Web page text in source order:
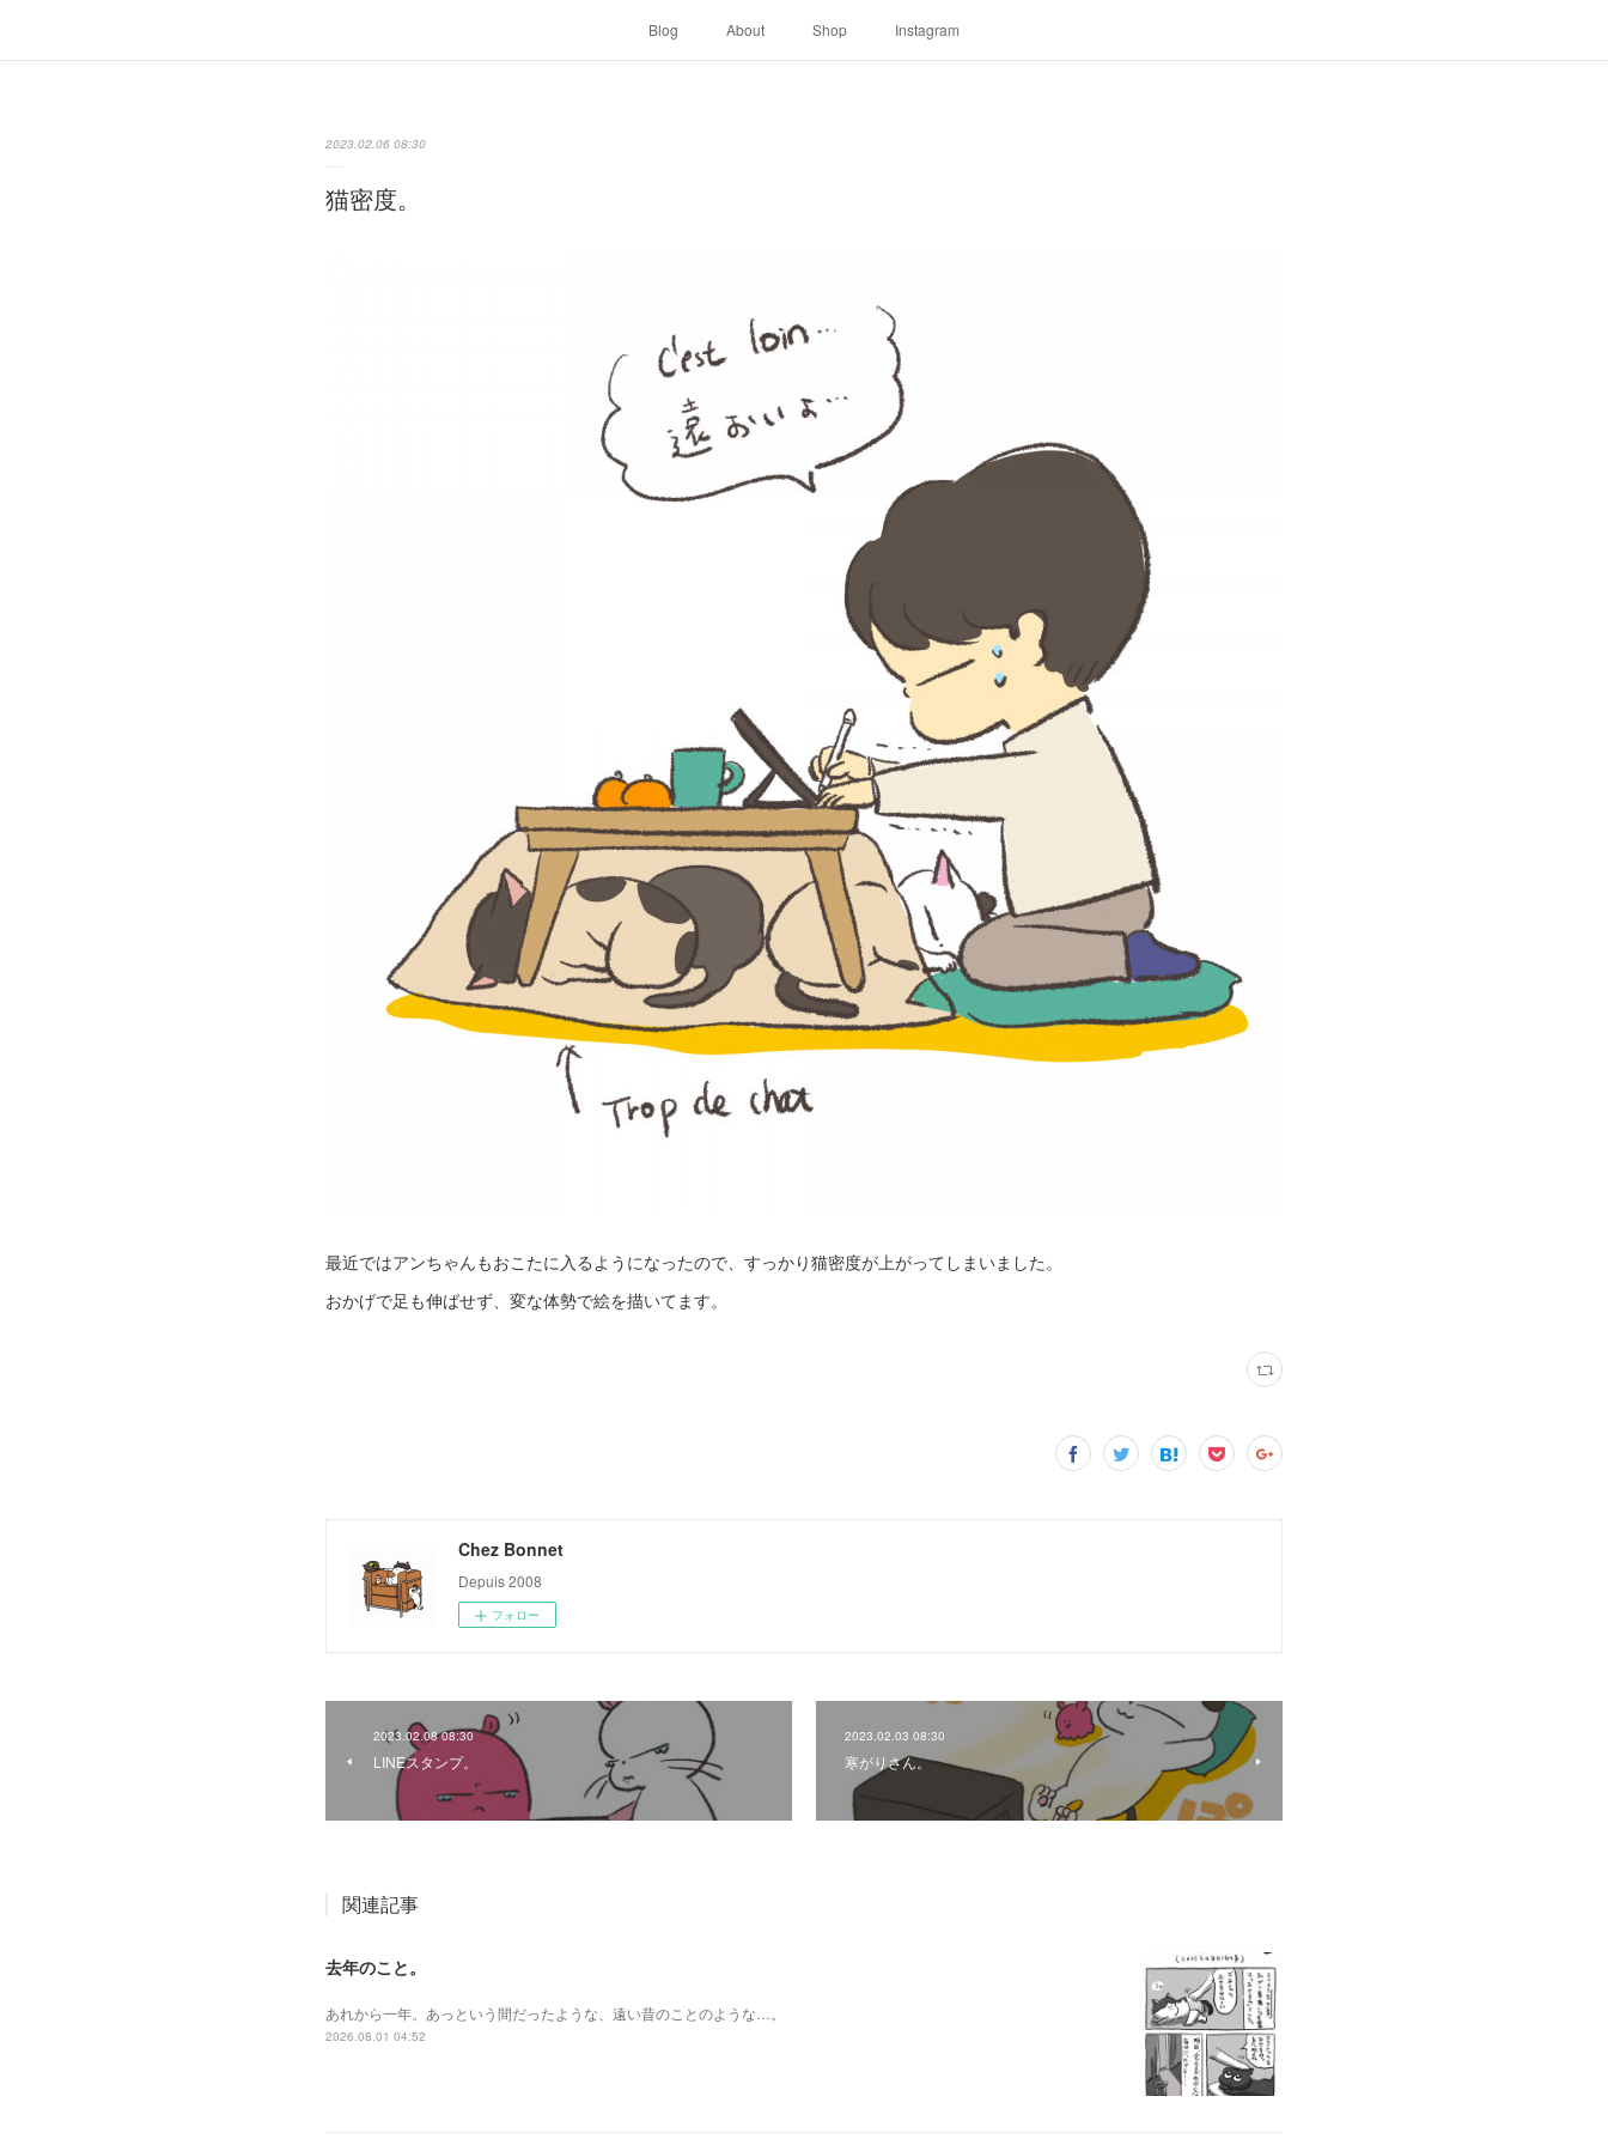
Blog About Shop Instagram
2023.02.06 08:30
猫密度。
最近ではアンちゃんもおこたに入るようになったので、すっかり猫密度が上がってしまいました。
おかげで足も伸ばせず、変な体勢で絵を描いてます。
Chez Bonnet
Depuis 2008
フォロー
2023.02.08 08:30
LINEスタンプ。
2023.02.03 08:30
寒がりさん。
関連記事
去年のこと。
あれから一年。あっという間だったような、遠い昔のことのような…。
2026.08.01 04:52